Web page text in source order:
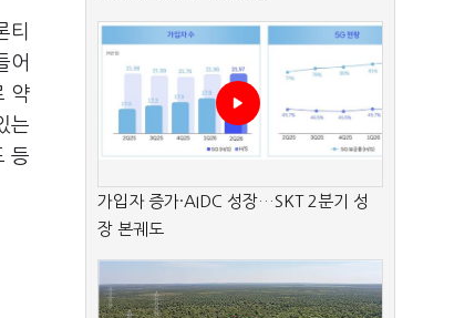
티
어
약
는
등
가입자 증가·AIDC 성장…SKT 2분기 성
장 본궤도